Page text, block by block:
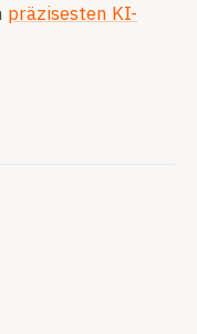
präzisesten KI-